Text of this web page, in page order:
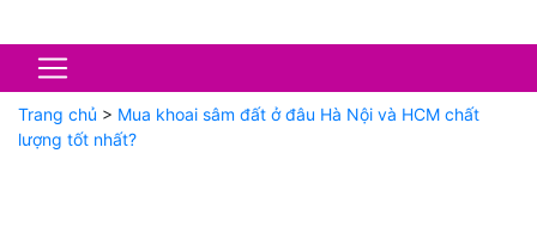
Trang chủ > Mua khoai sâm đất ở đâu Hà Nội và HCM chất
lượng tốt nhất?